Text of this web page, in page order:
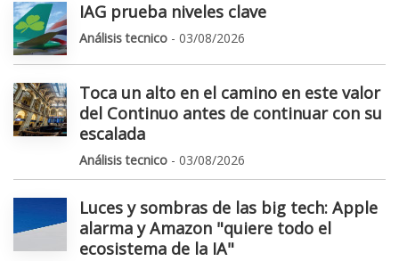
IAG prueba niveles clave
Análisis tecnico - 03/08/2026
Toca un alto en el camino en este valor
del Continuo antes de continuar con su
escalada
Análisis tecnico - 03/08/2026
Luces y sombras de las big tech: Apple
alarma y Amazon "quiere todo el
ecosistema de la IA"